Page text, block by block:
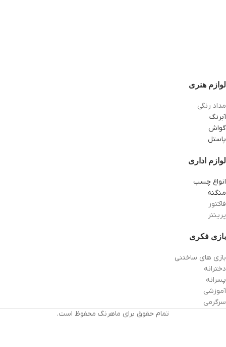
لوازم هنری
مداد رنگی
آبرنگ
گواش
پاستل
لوازم اداری
انواع چسب
منگنه
فاکتور
پرینتر
بازی فکری
بازی های ساختنی
دخترانه
پسرانه
آموزشی
سرگرمی
تمام حقوق برای ماهرنگ محفوظ است.